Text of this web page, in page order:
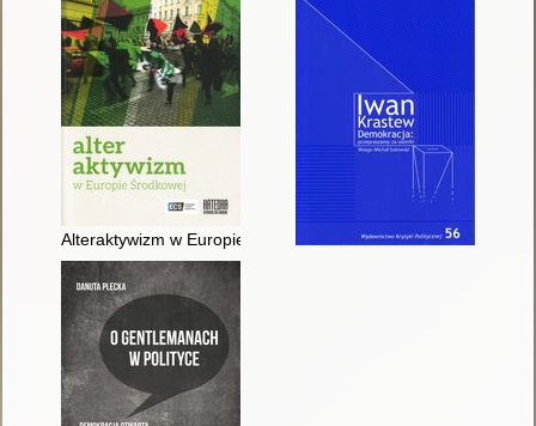
Alteraktywizm w Europie Środkowej